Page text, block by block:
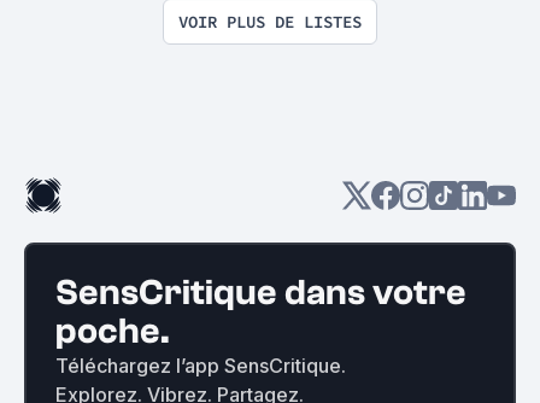
VOIR PLUS DE LISTES
SensCritique dans votre
poche.
Téléchargez l’app SensCritique.
Explorez. Vibrez. Partagez.